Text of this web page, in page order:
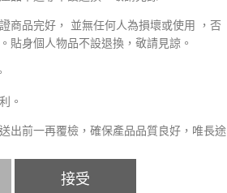
艾地苯黑莓抗氧化亮肌精華
商品完好， 並無任何人為損壞或使用 ，否
貼身個人物品不設退換，敬請見諒。
。
出前一再覆檢，確保產品品質良好，唯長途
接受